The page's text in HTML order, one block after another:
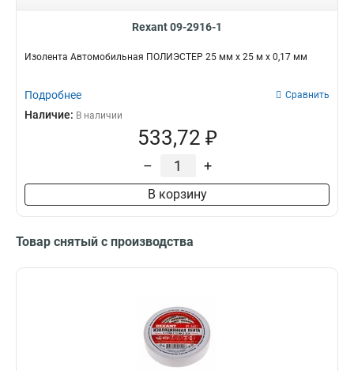
Rexant 09-2916-1
Изолента Автомобильная ПОЛИЭСТЕР 25 мм х 25 м х 0,17 мм
Подробнее Сравнить
Наличие: В наличии
533,72 ₽
– +
В корзину
Товар снятый с производства